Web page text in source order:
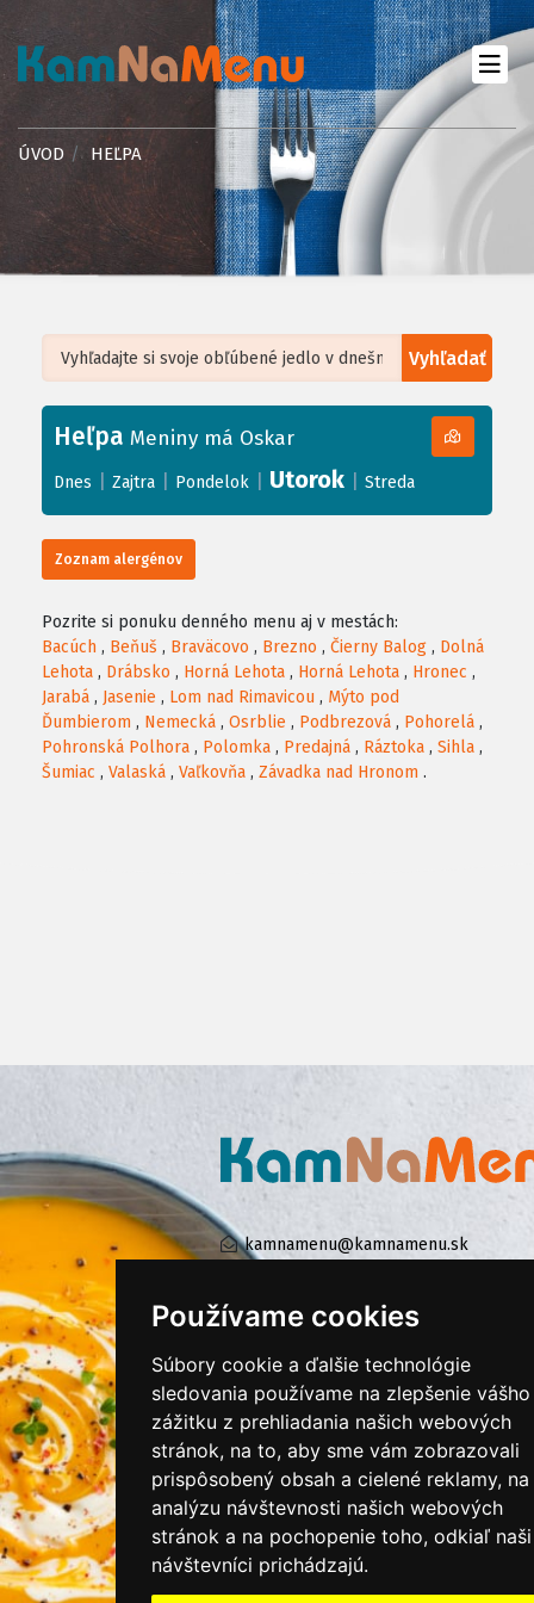
Používame cookies
Súbory cookie a ďalšie technológie
sledovania používame na zlepšenie vášho
zážitku z prehliadania našich webových
stránok, na to, aby sme vám zobrazovali
prispôsobený obsah a cielené reklamy, na
analýzu návštevnosti našich webových
stránok a na pochopenie toho, odkiaľ naši
návštevníci prichádzajú.
ÚVOD HEĽPA
Vyhľadať
+
−
Leaflet| ©OpenStreetMap, Tiles courtesy ofHumanitarian OpenStreetMap
Heľpa Meniny má Oskar
Dnes Zajtra Pondelok Utorok Streda
Zoznam alergénov
Pozrite si ponuku denného menu aj v mestách:
Bacúch , Beňuš , Braväcovo , Brezno , Čierny Balog , Dolná
Lehota , Drábsko , Horná Lehota , Horná Lehota , Hronec ,
Jarabá , Jasenie , Lom nad Rimavicou , Mýto pod
Ďumbierom , Nemecká , Osrblie , Podbrezová , Pohorelá ,
Pohronská Polhora , Polomka , Predajná , Ráztoka , Sihla ,
Šumiac , Valaská , Vaľkovňa , Závadka nad Hronom .
kamnamenu@kamnamenu.sk
KONTAKTUJTE NÁS
PRIHLÁSIŤ SA DO ZÁKAZNÍCKEJ ZÓNY
Všeobecné obchodné podmienky
Ochrana osobných údajov
Cookies